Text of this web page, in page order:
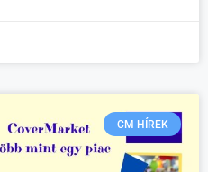
CM HÍREK